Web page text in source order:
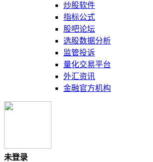
炒股软件
指标公式
股吧论坛
选股数据分析
监管投诉
量化交易平台
外汇资讯
金融官方机构
未登录